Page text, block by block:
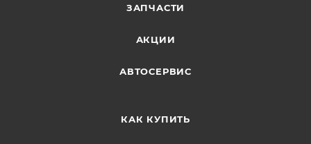
ЗАПЧАСТИ
АКЦИИ
АВТОСЕРВИС
КАК КУПИТЬ